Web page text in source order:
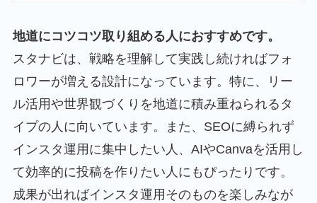
地道にコツコツ取り組める人におすすめです。
スタナビは、戦略を理解して実践し続ければフォ
ロワーが増える設計になっています。特に、リー
ル活用や世界観づくりを地道に積み重ねられるタ
イプの人に向いています。また、SEOに縛られず
インスタ運用に集中したい人、AIやCanvaを活用し
て効率的に投稿を作りたい人にもぴったりです。
成果が出ればインスタ運用そのものを楽しみなが